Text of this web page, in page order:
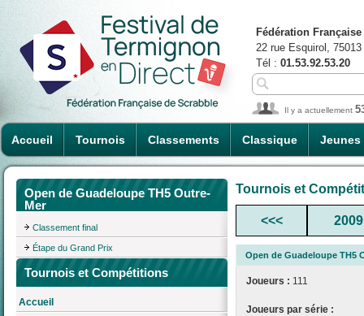
Accueil Tournois Classements Classique Jeunes
Fédération
22 rue Esquirol,
Tél : 01.53.92.53.20
Il y a actuellement
Open de Guadeloupe TH5 Outre-
Mer
Classement final
Étape du Grand Prix
Tournois et Compétitions
Accueil
Tournois et
<<< 2009
Open de Guadeloupe TH5
Joueurs : 111
Joueurs par série :